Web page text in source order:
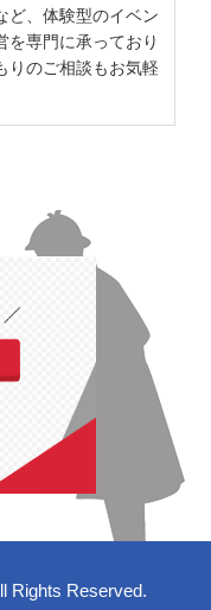
ど、体験型のイベン
を専門に承っており
りのご相談もお気軽
Rights Reserved.